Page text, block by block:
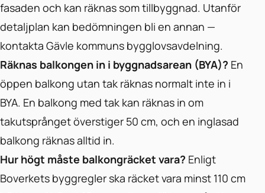
fasaden och kan räknas som tillbyggnad. Utanför
detaljplan kan bedömningen bli en annan —
kontakta Gävle kommuns bygglovsavdelning.
Räknas balkongen in i byggnadsarean (BYA)? En
öppen balkong utan tak räknas normalt inte in i
BYA. En balkong med tak kan räknas in om
takutsprånget överstiger 50 cm, och en inglasad
balkong räknas alltid in.
Hur högt måste balkongräcket vara? Enligt
Boverkets byggregler ska räcket vara minst 110 cm